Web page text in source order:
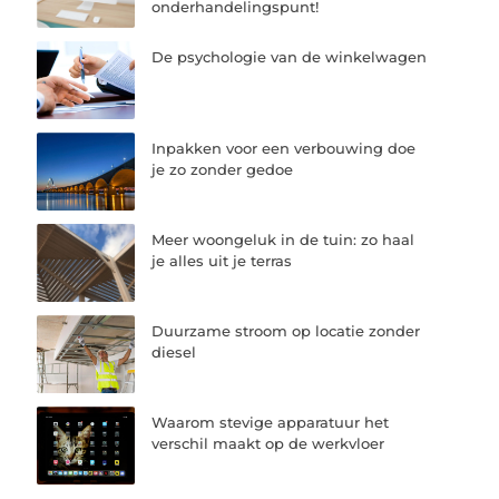
onderhandelingspunt!
De psychologie van de winkelwagen
Inpakken voor een verbouwing doe
je zo zonder gedoe
Meer woongeluk in de tuin: zo haal
je alles uit je terras
Duurzame stroom op locatie zonder
diesel
Waarom stevige apparatuur het
verschil maakt op de werkvloer